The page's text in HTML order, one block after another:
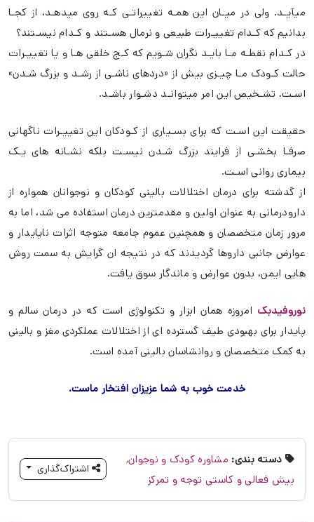
میآیـد. ولی در میـان این همـه تغییراتـی کـه روی میدهـد، از کجـا
بدانیم که کـدام تغییـرات طبیعی و نرمال هسـتند و کـدام نیسـتند؟
در کـدام نقطـه مـا بایـد نگران شـویم که کـج خلقی هـا و یا تغییـرات
حالت کـودک مـا چیـزی بیش از «دردهای ناشـی از رشـد و بزرگ شـدن»
اسـت. تشـخیص این امر میتوانـد دشـوار باشـد.
حقیقت این اسـت که برای بسـیاری از کـودکان این تغییـرات ناگهانی
صرفـا بخشـی از فرایند بزرگ شـدن نیسـت بلکه نشـانه های یـک
بیماری روانی اسـت.
از گدشته برای درمان اختلالات بالینی کودکان و نوجوانان همواره از
دارودرمانی به عنوان اولین و مقدمترین درمان استفاده می شد، اما به
مرور زمان متخصصان و همچنین عموم جامعه متوجه اثرات ناپایدار و
عوارض جانبی داروها گردیدند که در نتیجه ان گرایش به سمت روش
هایی ایمن، بدون عوارض و ماندگار سوق یافت.
نوروفیدبک امروزه همان ابزار و تکنولوژی است که در درمان سالم و
پایدار برای بهبودی طیف گسترده ای از اختلالات عملکردی مغز و بالینی
به کمک متخصصان و روانشاسان بالینی آمده است.
خدمت خوب به شما عزیزان افتخار ماست.
دسته بندی: مشاوره کودک و نوجوان,
بیش فعالی و کاستی توجه و تمرکز
اشتراک‌گذاری